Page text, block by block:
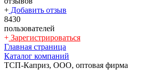
+ Добавить отзыв
8430
пользователей
+ Зарегистрироваться
Главная страница
Каталог компаний
ТСП-Каприз, ООО, оптовая фирма